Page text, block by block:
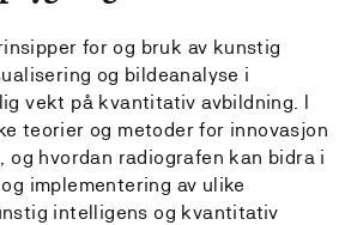
for og bruk av kunstig
og bildeanalyse i
vekt på kvantitativ avbildning. I
teorier og metoder for innovasjon
og hvordan radiografen kan bidra i
implementering av ulike
intelligens og kvantitativ